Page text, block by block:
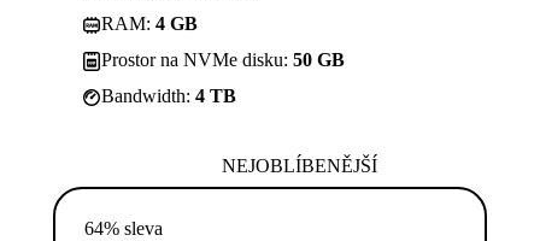
RAM: 4 GB
Prostor na NVMe disku: 50 GB
Bandwidth: 4 TB
NEJOBLÍBENĚJŠÍ
64% sleva